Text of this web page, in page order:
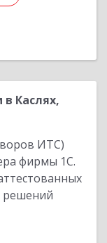
Каслях,
ИТС)
фирмы 1С.
решений